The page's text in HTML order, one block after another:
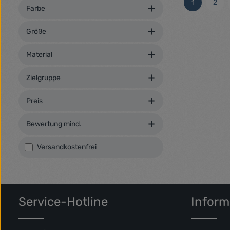
Farbe
Größe
Material
Zielgruppe
Preis
Bewertung mind.
Filter hinzufügen: Versandkostenfrei
Versandkostenfrei
consetetur
Seite
1
Seite
2
Service-Hotline